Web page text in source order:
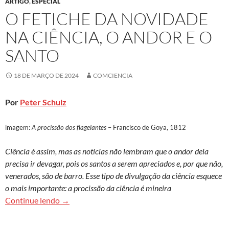
O FETICHE DA NOVIDADE
NA CIÊNCIA, O ANDOR E O
SANTO
18 DE MARÇO DE 2024 COMCIENCIA
Por Peter Schulz
imagem:A procissão dos flagelantes – Francisco de Goya, 1812
Ciência é assim, mas as notícias não lembram que o andor dela
precisa ir devagar, pois os santos a serem apreciados e, por que não,
venerados, são de barro. Esse tipo de divulgação da ciência esquece
o mais importante: a procissão da ciência é mineira
Continue lendo O fetiche da novidade na ciência, o andor e o
→